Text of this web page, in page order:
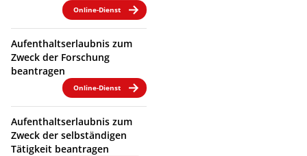
Online-Dienst
Aufenthaltserlaubnis zum
Zweck der Forschung
beantragen
Online-Dienst
Aufenthaltserlaubnis zum
Zweck der selbständigen
Tätigkeit beantragen